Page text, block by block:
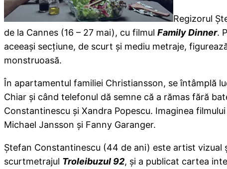
Regizorul
de la Cannes (16 – 27 mai), cu filmul Family Dinner.
aceeaşi secţiune, de scurt şi mediu metraje,
monstruoasă.
În apartamentul familiei Christiansson, se întâmplă
Chiar şi când telefonul dă semne că a rămas fără
Constantinescu şi Xandra Popescu. Imaginea
Michael Jansson şi Fanny Garanger.
Ştefan Constantinescu (44 de ani) este artist
scurtmetrajul Troleibuzul 92, şi a publicat cartea